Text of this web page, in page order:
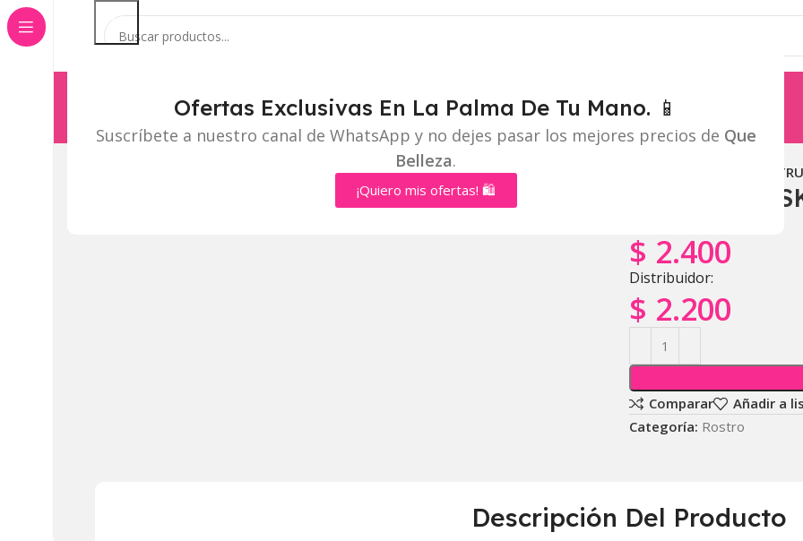
Ofertas Exclusivas En La Palma De Tu Mano. 📱
Suscríbete a nuestro canal de WhatsApp y no dejes pasar los mejores precios de Que
Belleza.
¡Quiero mis ofertas! 🛍️
CategoríasInicioTienda
Click to enlarge
BASE
BASE TRUE
$ 2.400
Distribuidor:
$ 2.200
Comparar
Añadir a
Categoría: Rostro
Descripción Del Producto